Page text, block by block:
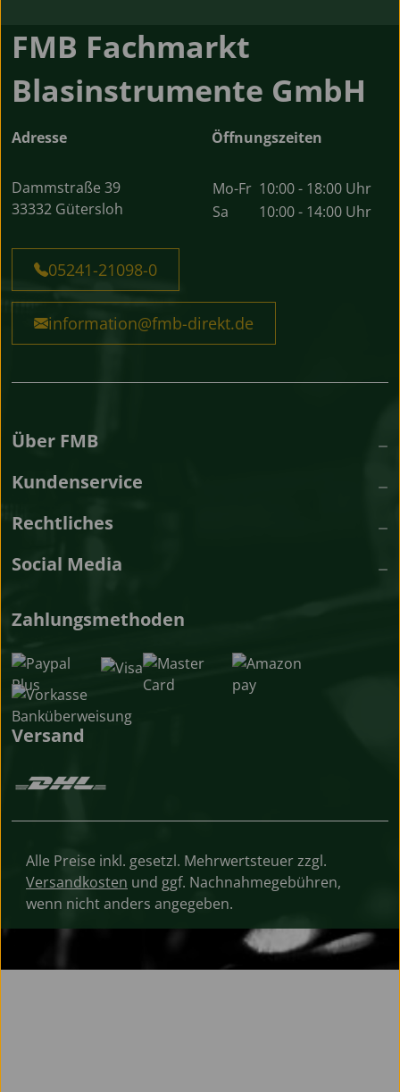
FMB Fachmarkt
Blasinstrumente GmbH
Adresse
Dammstraße 39
33332 Gütersloh
Öffnungszeiten
Mo-Fr 10:00 - 18:00 Uhr
Sa
10:00 - 14:00 Uhr
05241-21098-0
information@fmb-direkt.de
Über FMB
Kundenservice
Rechtliches
Social Media
Zahlungsmethoden
Versand
Alle Preise inkl. gesetzl. Mehrwertsteuer zzgl.
Versandkosten und ggf. Nachnahmegebühren,
wenn nicht anders angegeben.